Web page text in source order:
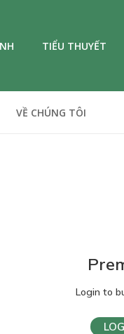
TIỂU THUYẾT
VỀ CHÚNG TÔI
Login to